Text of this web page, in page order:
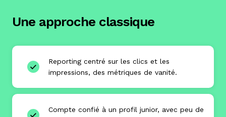
Une approche classique
Reporting centré sur les clics et les
impressions, des métriques de vanité.
Compte confié à un profil junior, avec peu de